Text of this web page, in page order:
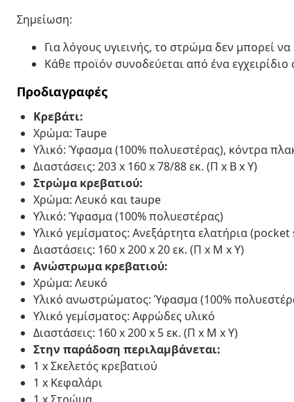
Σημείωση:
Για λόγους υγιεινής, το στρώμα δεν μπορεί
Κάθε προϊόν συνοδεύεται από ένα
Προδιαγραφές
Κρεβάτι:
Χρώμα: Taupe
Υλικό: Ύφασμα (100% πολυεστέρας), κόντρα
Διαστάσεις: 203 x 160 x 78/88 εκ. (Π x Β x Υ)
Στρώμα κρεβατιού:
Χρώμα: Λευκό και taupe
Υλικό: Ύφασμα (100% πολυεστέρας)
Υλικό γεμίσματος: Ανεξάρτητα ελατήρια
Διαστάσεις: 160 x 200 x 20 εκ. (Π x Μ x Υ)
Ανώστρωμα κρεβατιού:
Χρώμα: Λευκό
Υλικό ανωστρώματος: Ύφασμα (100%
Υλικό γεμίσματος: Αφρώδες υλικό
Διαστάσεις: 160 x 200 x 5 εκ. (Π x Μ x Υ)
Στην παράδοση περιλαμβάνεται:
1 x Σκελετός κρεβατιού
1 x Κεφαλάρι